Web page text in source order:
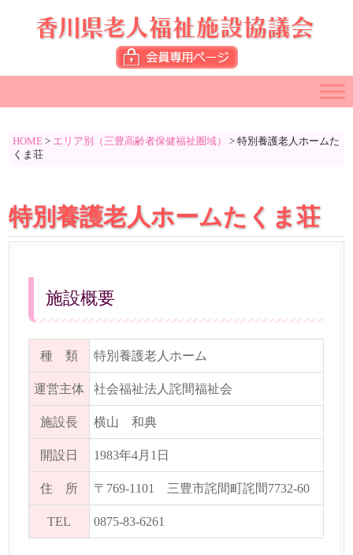
HOME > エリア別（三豊高齢者保健福祉圏域） >特別養護老人ホームた
くま荘
特別養護老人ホームたくま荘
施設概要
種 類 特別養護老人ホーム
運営主体 社会福祉法人詫間福祉会
施設長 横山 和典
開設日 1983年4月1日
住 所 〒769-1101 三豊市詫間町詫間7732-60
TEL 0875-83-6261